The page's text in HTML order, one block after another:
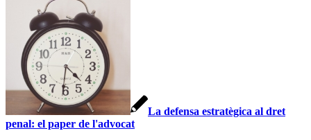
La defensa estratègica al dret
penal: el paper de l'advocat